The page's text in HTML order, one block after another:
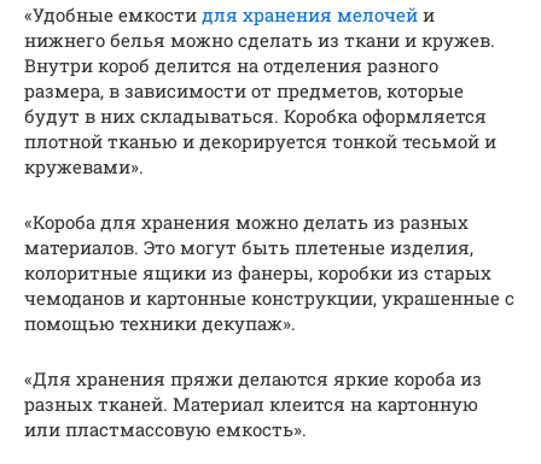
«Удобные емкости для хранения мелочей и
нижнего белья можно сделать из ткани и кружев.
Внутри короб делится на отделения разного
размера, в зависимости от предметов, которые
будут в них складываться. Коробка оформляется
плотной тканью и декорируется тонкой тесьмой и
кружевами».
«Короба для хранения можно делать из разных
материалов. Это могут быть плетеные изделия,
колоритные ящики из фанеры, коробки из старых
чемоданов и картонные конструкции, украшенные с
помощью техники декупаж».
«Для хранения пряжи делаются яркие короба из
разных тканей. Материал клеится на картонную
или пластмассовую емкость».